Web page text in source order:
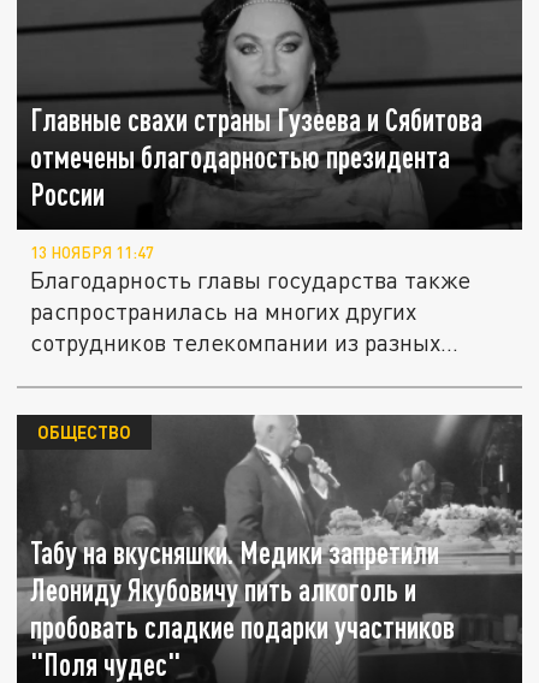
Главные свахи страны Гузеева и Сябитова
отмечены благодарностью президента
России
13 НОЯБРЯ 11:47
Благодарность главы государства также
распространилась на многих других
сотрудников телекомпании из разных...
Табу на вкусняшки. Медики запретили
Леониду Якубовичу пить алкоголь и
пробовать сладкие подарки участников
"Поля чудес"
ОБЩЕСТВО